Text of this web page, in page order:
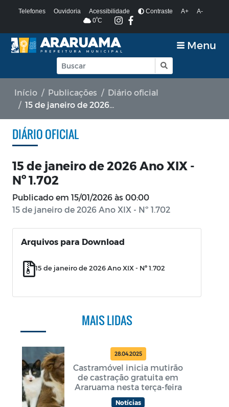
Telefones Ouvidoria Acessibilidade Contraste A+
A-
0ºC
Menu
Início Publicações
Diário oficial
15 de janeiro de 2026 Ano XIX - Nº 1.702
DIÁRIO OFICIAL
15 de janeiro de 2026 Ano XIX -
Nº 1.702
Publicado em 15/01/2026 às 00:00
15 de janeiro de 2026 Ano XIX - Nº 1.702
Arquivos para Download
15 de janeiro de 2026 Ano XIX - Nº 1.702
MAIS LIDAS
28.04.2025
Castramóvel inicia mutirão
de castração gratuita em
Araruama nesta terça-feira
Notícias